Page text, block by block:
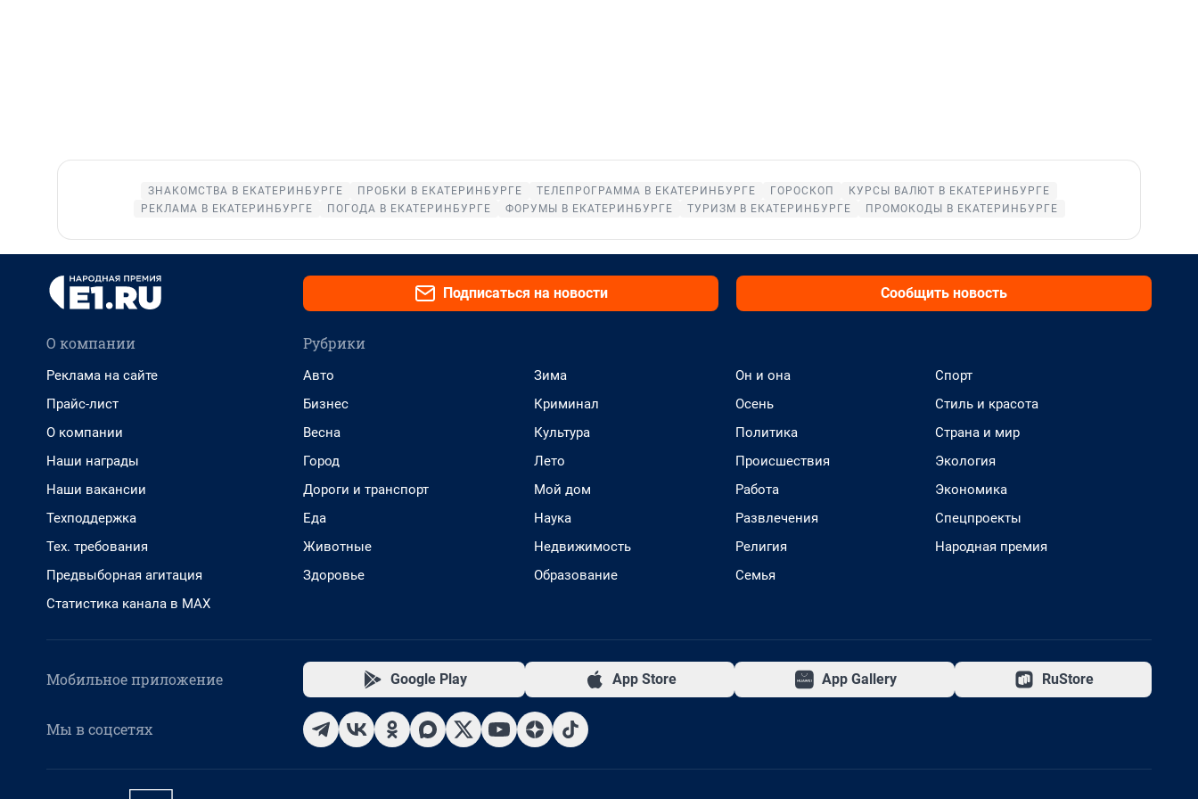
ЗНАКОМСТВА В ЕКАТЕРИНБУРГЕ ПРОБКИ В ЕКАТЕРИНБУРГЕ ТЕЛЕПРОГРАММА В ЕКАТЕРИНБУРГЕ ГОРОСКОП
КУРСЫ ВАЛЮТ В ЕКАТЕРИНБУРГЕ
РЕКЛАМА В ЕКАТЕРИНБУРГЕ
ПОГОДА В ЕКАТЕРИНБУРГЕ ФОРУМЫ В ЕКАТЕРИНБУРГЕ ТУРИЗМ В ЕКАТЕРИНБУРГЕ ПРОМОКОДЫ В ЕКАТЕРИНБУРГЕ
Подписаться на новости Сообщить новость
О компании
Реклама на сайте
Прайс-лист
О компании
Наши награды
Наши вакансии
Техподдержка
Тех. требования
Предвыборная агитация
Статистика канала в MAX
Рубрики
Авто
Бизнес
Весна
Город
Дороги и транспорт
Еда
Животные
Здоровье
Зима
Криминал
Культура
Лето
Мой дом
Наука
Недвижимость
Образование
Он и она
Осень
Политика
Происшествия
Работа
Развлечения
Религия
Семья
Спорт
Стиль и красота
Страна и мир
Экология
Экономика
Спецпроекты
Народная премия
Мобильное приложение Google Play App Store App Gallery RuStore
Мы в соцсетях